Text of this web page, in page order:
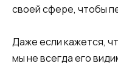
своей сфере, чтобы
Даже если кажется,
мы не всегда его